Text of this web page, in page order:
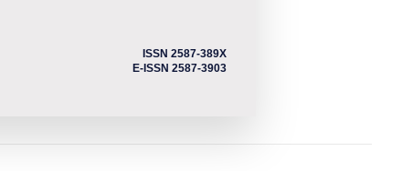
ISSN 2587-389X
E-ISSN 2587-3903